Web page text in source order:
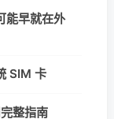
能早就在外
SIM 卡
整指南